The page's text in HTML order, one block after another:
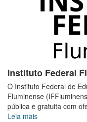
Instituto Federal
O Instituto Federal de
Fluminense
pública e gratuita com
Leia mais